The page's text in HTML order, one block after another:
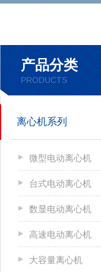
产品分类
PRODUCTS
离心机系列
微型电动离心机
台式电动离心机
数显电动离心机
高速电动离心机
大容量离心机